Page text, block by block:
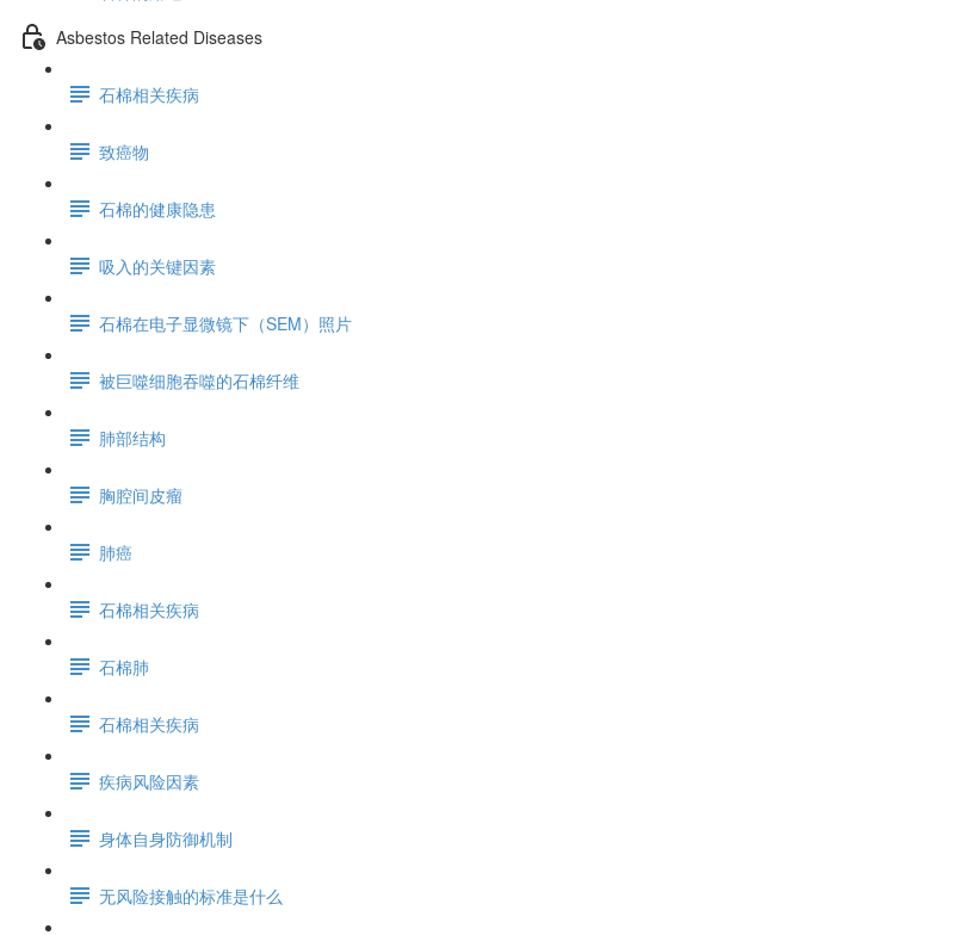
Asbestos Related Diseases
石棉相关疾病
致癌物
石棉的健康隐患
吸入的关键因素
石棉在电子显微镜下（SEM）照片
被巨噬细胞吞噬的石棉纤维
肺部结构
胸腔间皮瘤
肺癌
石棉相关疾病
石棉肺
石棉相关疾病
疾病风险因素
身体自身防御机制
无风险接触的标准是什么